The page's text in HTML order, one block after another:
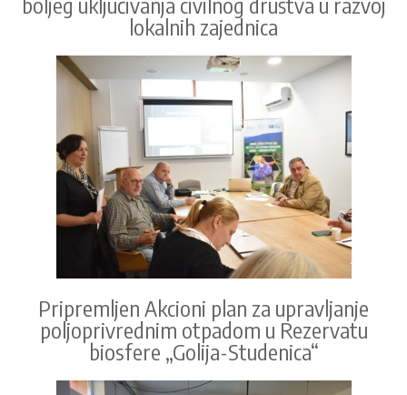
lokalnih zajednica
Pripremljen Akcioni plan za upravljanje
poljoprivrednim otpadom u Rezervatu
biosfere „Golija-Studenica“